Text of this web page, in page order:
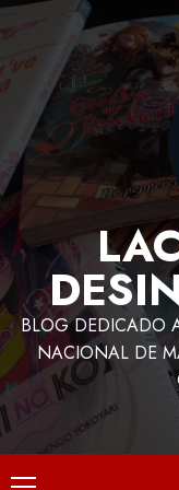
BLOG DEDICADO
NACIONAL DE